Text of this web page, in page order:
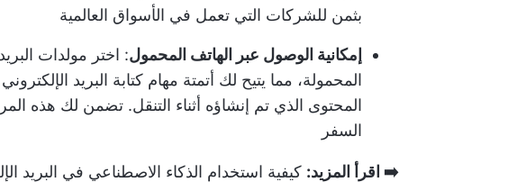
بثمن للشركات التي تعمل في الأسواق العالمية
إمكانية الوصول عبر الهاتف المحمول: اختر مولدات
المحمولة، مما يتيح لك أتمتة مهام كتابة البريد
المحتوى الذي تم إنشاؤه أثناء التنقل. تضمن لك هذه
السفر
➡️ اقرأ المزيد: كيفية استخدام الذكاء الاصطناعي في البريد